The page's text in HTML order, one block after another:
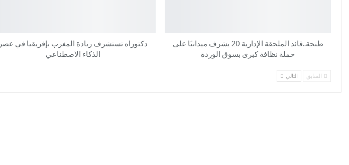
طنجة..قائد الملحقة الإدارية 20 يشرف ميدانيًا على
حملة نظافة كبرى بسوق الوردة
دكتوراه تستشرف ريادة المغرب بإفريقيا في عصر
الذكاء الاصطناعي
السابق التالي